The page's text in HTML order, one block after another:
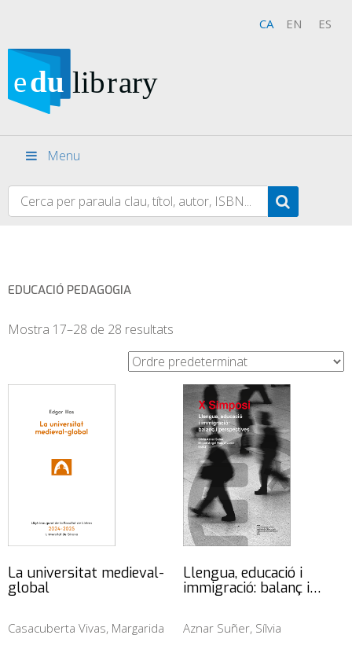
CA EN ES
Menu
EDUCACIÓ PEDAGOGIA
Mostra 17–28 de 28 resultats
La universitat medieval-
global
Casacuberta Vivas, Margarida
Llengua, educació i
immigració: balanç i…
Aznar Suñer, Sílvia